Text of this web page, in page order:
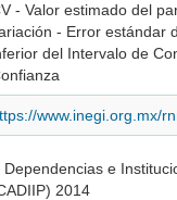
Valor del coeficiente de
estándar del parámetro - Nivel de confianza - Limite
del Intervalo de Confianza - Limite superior
www.inegi.org.mx/
2014